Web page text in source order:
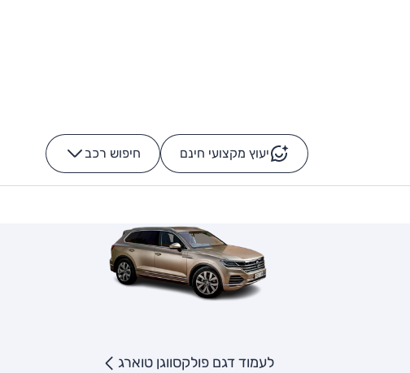
יעוץ מקצועי חינם חיפוש רכב -
לעמוד דגם פולקסווגן טוארג